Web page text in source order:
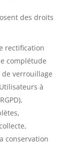
des droits
rectification
complétude
verrouillage
à
conservation